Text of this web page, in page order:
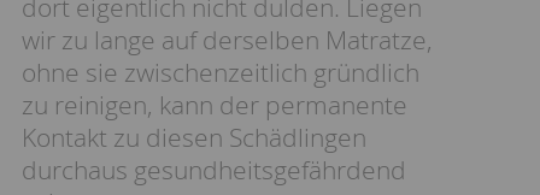
dort eigentlich nicht dulden. Liegen
wir zu lange auf derselben Matratze,
ohne sie zwischenzeitlich gründlich
zu reinigen, kann der permanente
Kontakt zu diesen Schädlingen
durchaus gesundheitsgefährdend